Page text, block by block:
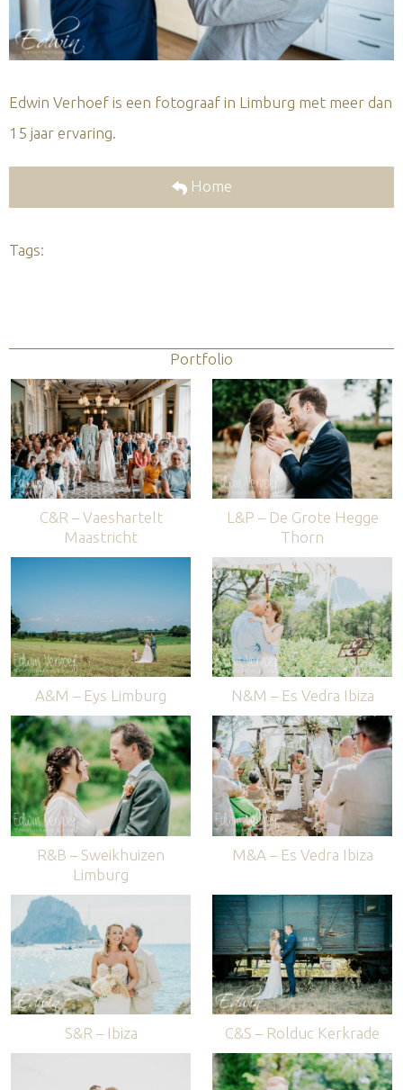
Edwin Verhoef is een fotograaf in Limburg met meer dan
15 jaar ervaring.
Home
Tags:
Portfolio
C&R – Vaeshartelt
Maastricht
L&P – De Grote Hegge
Thorn
A&M – Eys Limburg N&M – Es Vedra Ibiza
R&B – Sweikhuizen
Limburg
M&A – Es Vedra Ibiza
S&R – Ibiza C&S – Rolduc Kerkrade